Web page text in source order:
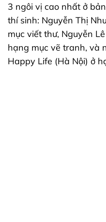
3 ngôi vị cao nhất ở
thí sinh: Nguyễn Thị
mục viết thư, Nguyễn
hạng mục vẽ tranh, và
Happy Life (Hà Nội) ở